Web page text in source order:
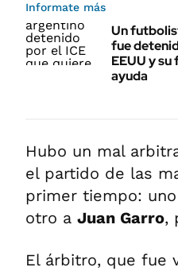
Informate más
Un
fue
EEUU y
ayuda
Hubo un mal
el partido de las
primer tiempo:
otro a Juan Garro,
El árbitro, que fue